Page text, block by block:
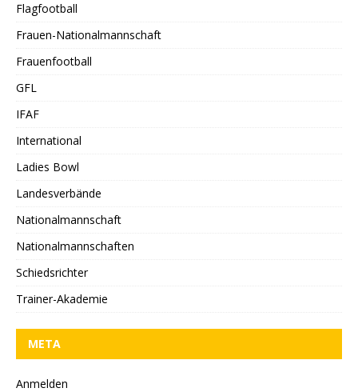
Flagfootball
Frauen-Nationalmannschaft
Frauenfootball
GFL
IFAF
International
Ladies Bowl
Landesverbände
Nationalmannschaft
Nationalmannschaften
Schiedsrichter
Trainer-Akademie
META
Anmelden